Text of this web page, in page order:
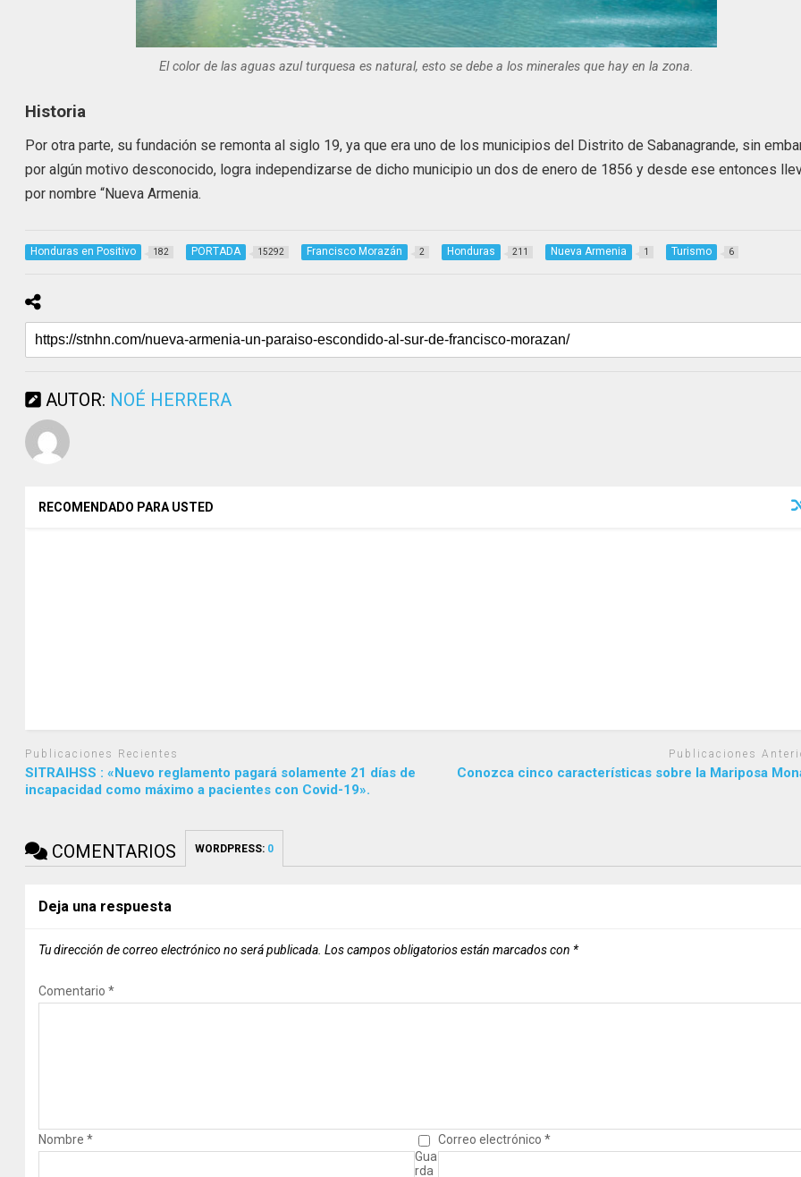
El color de las aguas azul turquesa es natural, esto se debe a los minerales que hay en la zona.
Historia
Por otra parte, su fundación se remonta al siglo 19, ya que era uno de los municipios del Distrito de Sabanagrande, sin
por algún motivo desconocido, logra independizarse de dicho municipio un dos de enero de 1856 y desde ese entonces
por nombre “Nueva Armenia.
Honduras en Positivo 182 PORTADA 15292 Francisco Morazán 2 Honduras 211 Nueva Armenia 1 Turismo 6
AUTOR: NOÉ HERRERA
RECOMENDADO PARA USTED
Publicaciones Recientes
SITRAIHSS : «Nuevo reglamento pagará solamente 21 días de
incapacidad como máximo a pacientes con Covid-19».
Publicaciones
Conozca cinco características sobre la Mariposa
COMENTARIOS WORDPRESS: 0
Deja una respuesta
Tu dirección de correo electrónico no será publicada. Los campos obligatorios están marcados con *
Comentario*
Nombre* Correo electrónico *
Gua
rda